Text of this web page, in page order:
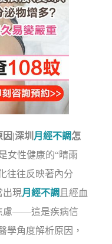
|深圳 月經不調怎
女性健康的“晴雨
往往反映著內分
出現月經不調 且經血
慮——這是疾病信
學角度解析原因，